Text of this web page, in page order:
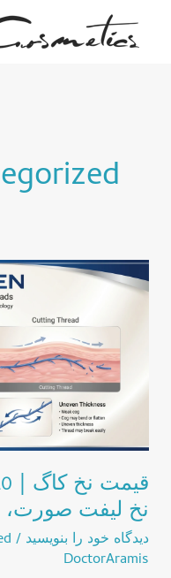
نخ لیفت صورت،
دیدگاه‌ خود را بنویسید /
DoctorAramis
قیمت
نخ
راهنمای
انواع
نخ
لیفت
صورت،
ماندگاری